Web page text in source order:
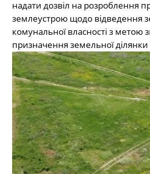
надати дозвіл на розроблення
землеустрою щодо відведення
комунальної власності з метою
призначення земельної